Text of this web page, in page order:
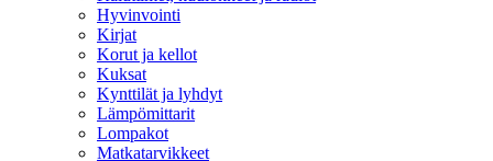
Hyvinvointi
Kirjat
Korut ja kellot
Kuksat
Kynttilät ja lyhdyt
Lämpömittarit
Lompakot
Matkatarvikkeet